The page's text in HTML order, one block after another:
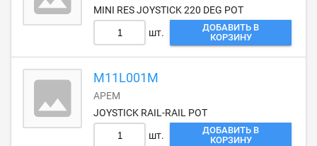
MINI RES JOYSTICK 220 DEG POT
шт.
ДОБАВИТЬ В
КОРЗИНУ
M11L001M
APEM
JOYSTICK RAIL-RAIL POT
шт.
ДОБАВИТЬ В
КОРЗИНУ